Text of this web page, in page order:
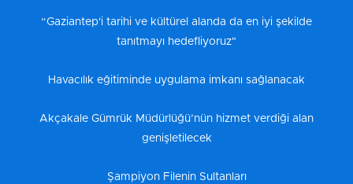
“Gaziantep'i tarihi ve kültürel alanda da en iyi şekilde
tanıtmayı hedefliyoruz"
Havacılık eğitiminde uygulama imkanı sağlanacak
Akçakale Gümrük Müdürlüğü’nün hizmet verdiği alan
genişletilecek
Şampiyon Filenin Sultanları